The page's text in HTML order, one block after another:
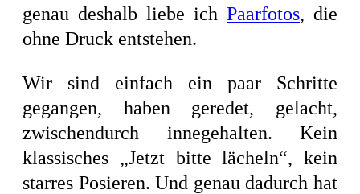
genau deshalb liebe ich Paarfotos, die
ohne Druck entstehen.
Wir sind einfach ein paar Schritte
gegangen, haben geredet, gelacht,
zwischendurch innegehalten. Kein
klassisches „Jetzt bitte lächeln“, kein
starres Posieren. Und genau dadurch hat